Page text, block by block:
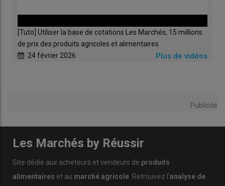
[Tuto] Utiliser la base de cotations Les Marchés, 15 millions
de prix des produits agricoles et alimentaires
24 février 2026
Plus de vidéos
Publicité
Les Marchés by Réussir
Site dédié aux acheteurs et vendeurs de produits
alimentaires et au marché agricole . Retrouvez l'analyse de